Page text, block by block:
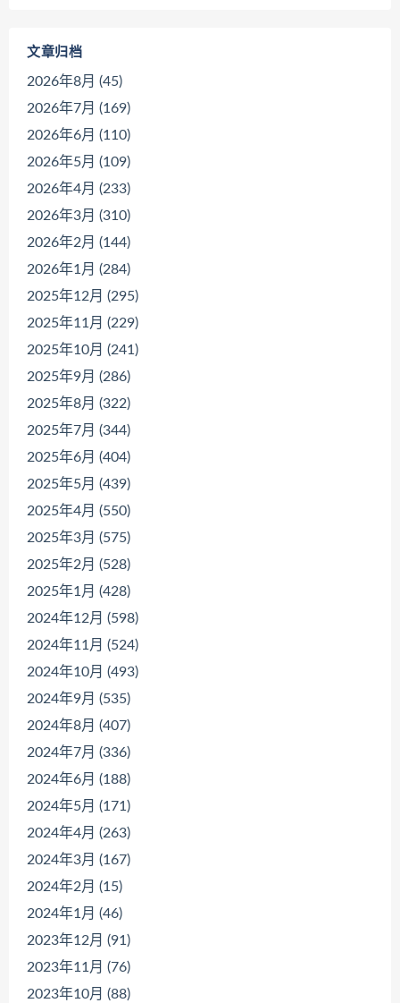
文章归档
2026年8月 (45)
2026年7月 (169)
2026年6月 (110)
2026年5月 (109)
2026年4月 (233)
2026年3月 (310)
2026年2月 (144)
2026年1月 (284)
2025年12月 (295)
2025年11月 (229)
2025年10月 (241)
2025年9月 (286)
2025年8月 (322)
2025年7月 (344)
2025年6月 (404)
2025年5月 (439)
2025年4月 (550)
2025年3月 (575)
2025年2月 (528)
2025年1月 (428)
2024年12月 (598)
2024年11月 (524)
2024年10月 (493)
2024年9月 (535)
2024年8月 (407)
2024年7月 (336)
2024年6月 (188)
2024年5月 (171)
2024年4月 (263)
2024年3月 (167)
2024年2月 (15)
2024年1月 (46)
2023年12月 (91)
2023年11月 (76)
2023年10月 (88)